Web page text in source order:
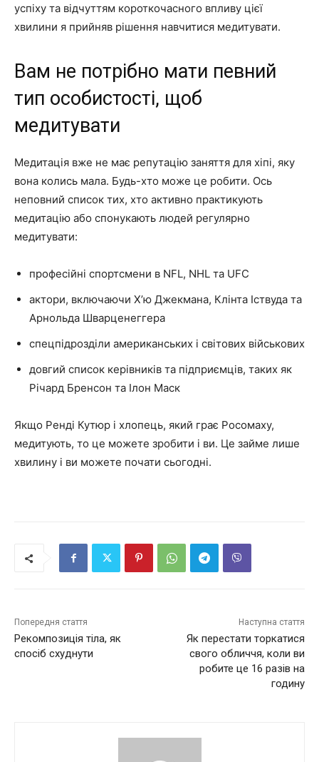
успіху та відчуттям короткочасного впливу цієї
хвилини я прийняв рішення навчитися медитувати.
Вам не потрібно мати певний
тип особистості, щоб
медитувати
Медитація вже не має репутацію заняття для хіпі, яку
вона колись мала. Будь-хто може це робити. Ось
неповний список тих, хто активно практикують
медитацію або спонукають людей регулярно
медитувати:
професійні спортсмени в NFL, NHL та UFC
актори, включаючи Х’ю Джекмана, Клінта Іствуда та
Арнольда Шварценеггера
спецпідрозділи американських і світових військових
довгий список керівників та підприємців, таких як
Річард Бренсон та Ілон Маск
Якщо Ренді Кутюр і хлопець, який грає Росомаху,
медитують, то це можете зробити і ви. Це займе лише
хвилину і ви можете почати сьогодні.
Попередня стаття
Рекомпозиція тіла, як
спосіб схуднути
Наступна стаття
Як перестати торкатися
свого обличчя, коли ви
робите це 16 разів на
годину